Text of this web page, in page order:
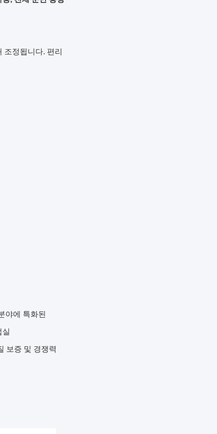
조정됩니다. 편리
야에 특화된
실
보증 및 경쟁력